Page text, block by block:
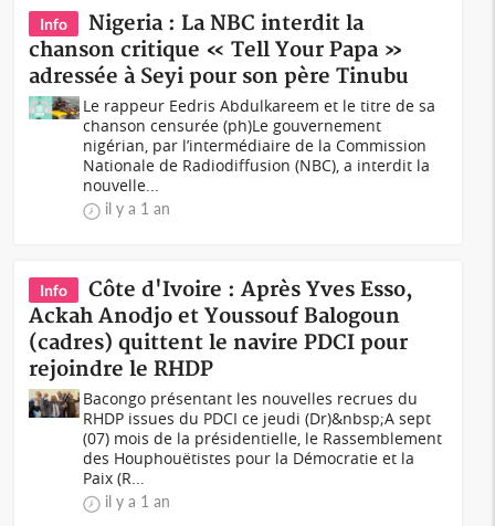
Info
Nigeria : La NBC interdit la
chanson critique « Tell Your Papa »
adressée à Seyi pour son père Tinubu
Le rappeur Eedris Abdulkareem et le titre de sa
chanson censurée (ph)Le gouvernement
nigérian, par l’intermédiaire de la Commission
Nationale de Radiodiffusion (NBC), a interdit la
nouvelle...
il y a 1 an
Info
Côte d'Ivoire : Après Yves Esso,
Ackah Anodjo et Youssouf Balogoun
(cadres) quittent le navire PDCI pour
rejoindre le RHDP
Bacongo présentant les nouvelles recrues du
RHDP issues du PDCI ce jeudi (Dr)&nbsp;A sept
(07) mois de la présidentielle, le Rassemblement
des Houphouëtistes pour la Démocratie et la
Paix (R...
il y a 1 an